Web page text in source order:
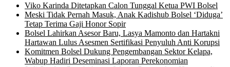
Viko Karinda Ditetapkan Calon Tunggal Ketua PWI Bolsel
Meski Tidak Pernah Masuk, Anak Kadishub Bolsel ‘Diduga’
Tetap Terima Gaji Honor Sopir
Bolsel Lahirkan Asesor Baru, Lasya Mamonto dan Hartakni
Hartawan Lulus Asesmen Sertifikasi Penyuluh Anti Korupsi
Komitmen Bolsel Dukung Pengembangan Sektor Kelapa,
Wabup Hadiri Deseminasi Laporan Perekonomian